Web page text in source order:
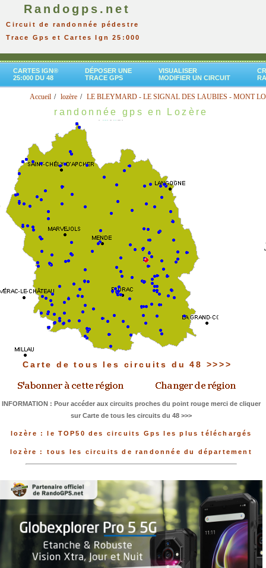
Randogps.net
Circuit de randonnée pédestre
Trace Gps et Cartes Ign 25:000
CARTES IGN®
25:000 DU 48
DÉPOSER UNE
TRACE GPS
VISUALISER
MODIFIER UN CIRCUIT
Accueil lozère LE BLEYMARD - LE SIGNAL DES LAUBIES - MONT
randonnée gps en Lozère
Carte de tous les circuits du 48 >>>>
INFORMATION : Pour accéder aux circuits proches du point rouge merci de cliquer
sur Carte de tous les circuits du 48 >>>
lozère : le TOP50 des circuits Gps les plus téléchargés
lozère : tous les circuits de randonnée du département